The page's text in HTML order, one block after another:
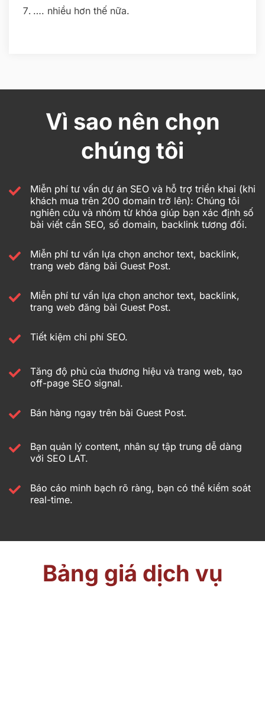
…. nhiều hơn thế nữa.
Vì sao nên chọn
chúng tôi
Miễn phí tư vấn dự án SEO và hỗ trợ triển khai (khi
khách mua trên 200 domain trở lên): Chúng tôi
nghiên cứu và nhóm từ khóa giúp bạn xác định số
bài viết cần SEO, số domain, backlink tương đối.
Miễn phí tư vấn lựa chọn anchor text, backlink,
trang web đăng bài Guest Post.
Miễn phí tư vấn lựa chọn anchor text, backlink,
trang web đăng bài Guest Post.
Tiết kiệm chi phí SEO.
Tăng độ phủ của thương hiệu và trang web, tạo
off-page SEO signal.
Bán hàng ngay trên bài Guest Post.
Bạn quản lý content, nhân sự tập trung dễ dàng
với SEO LAT.
Báo cáo minh bạch rõ ràng, bạn có thể kiểm soát
real-time.
Bảng giá dịch vụ